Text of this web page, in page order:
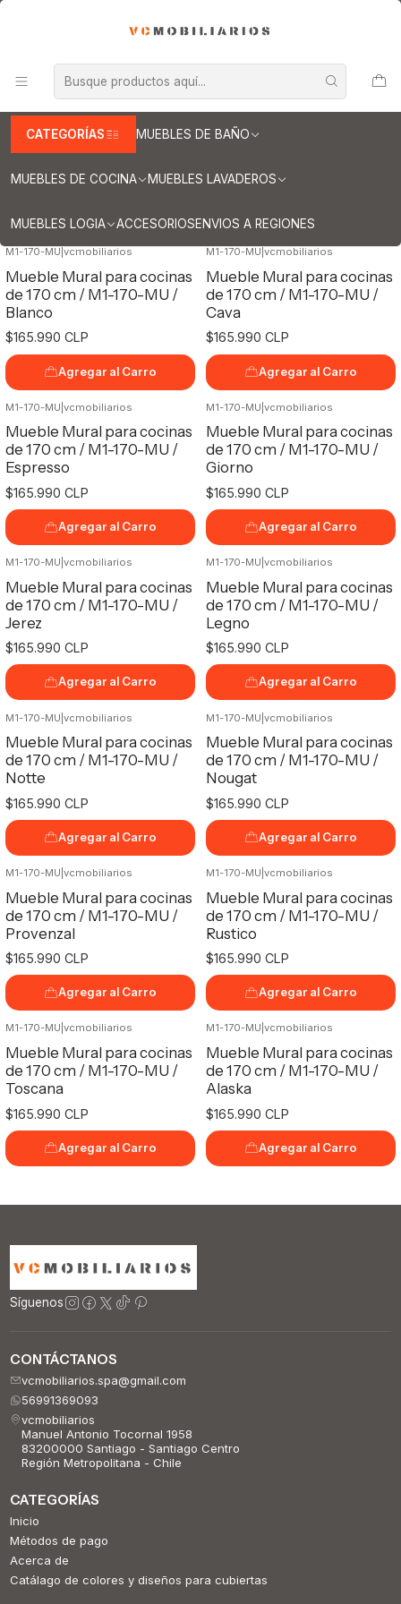
CATEGORÍAS MUEBLES DE BAÑO
MUEBLES DE COCINA MUEBLES LAVADEROS
MUEBLES LOGIA ACCESORIOSENVIOS A REGIONES
Mueble Mural de 170cm
Mueble Mural de 170cm
Filtros
M1-170-MU vcmobiliarios
Mueble Mural para cocinas
de 170 cm / M1-170-MU /
Blanco
$165.990 CLP
Agregar al Carro
M1-170-MU vcmobiliarios
Mueble Mural para cocinas
de 170 cm / M1-170-MU /
Cava
$165.990 CLP
Agregar al Carro
M1-170-MU vcmobiliarios
Mueble Mural para cocinas
de 170 cm / M1-170-MU /
Espresso
$165.990 CLP
Agregar al Carro
M1-170-MU vcmobiliarios
Mueble Mural para cocinas
de 170 cm / M1-170-MU /
Giorno
$165.990 CLP
Agregar al Carro
M1-170-MU vcmobiliarios
Mueble Mural para cocinas
de 170 cm / M1-170-MU /
Jerez
$165.990 CLP
Agregar al Carro
M1-170-MU vcmobiliarios
Mueble Mural para cocinas
de 170 cm / M1-170-MU /
Legno
$165.990 CLP
Agregar al Carro
M1-170-MU vcmobiliarios
Mueble Mural para cocinas
de 170 cm / M1-170-MU /
Notte
$165.990 CLP
Agregar al Carro
M1-170-MU vcmobiliarios
Mueble Mural para cocinas
de 170 cm / M1-170-MU /
Nougat
$165.990 CLP
Agregar al Carro
M1-170-MU vcmobiliarios
Mueble Mural para cocinas
de 170 cm / M1-170-MU /
Provenzal
$165.990 CLP
Agregar al Carro
M1-170-MU vcmobiliarios
Mueble Mural para cocinas
de 170 cm / M1-170-MU /
Rustico
$165.990 CLP
Agregar al Carro
M1-170-MU vcmobiliarios
Mueble Mural para cocinas
de 170 cm / M1-170-MU /
Toscana
$165.990 CLP
Agregar al Carro
M1-170-MU vcmobiliarios
Mueble Mural para cocinas
de 170 cm / M1-170-MU /
Alaska
$165.990 CLP
Agregar al Carro
Síguenos
CONTÁCTANOS
vcmobiliarios.spa@gmail.com
56991369093
vcmobiliarios
Manuel Antonio Tocornal 1958
83200000 Santiago - Santiago Centro
Región Metropolitana - Chile
CATEGORÍAS
Inicio
Métodos de pago
Acerca de
Catálago de colores y diseños para cubiertas